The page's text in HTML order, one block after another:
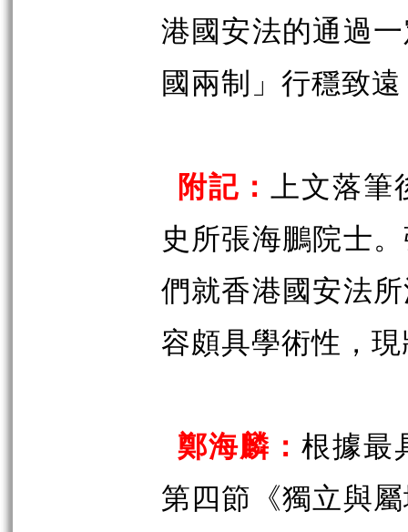
港國安法的通過
國兩制」行穩致
附記：上文落筆
史所張海鵬院士
們就香港國安法
容頗具學術性，
鄭海麟：根據最
第四節《獨立與